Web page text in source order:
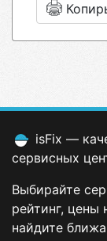
isFix —
сервисных
Выбирайте
рейтинг, цены
найдите